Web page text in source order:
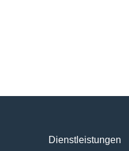
Dienstleistungen